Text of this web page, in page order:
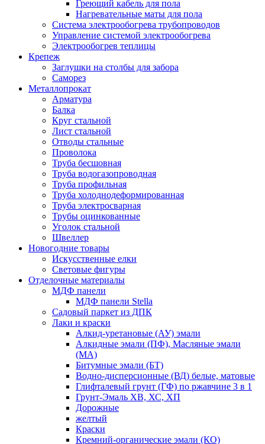
Греющий кабель для пола
Нагревательные маты для пола
Система электрообогрева трубопроводов
Управление системой электрообогрева
Электрообогрев теплицы
Крепеж
Заглушки на столбы для забора
Саморез
Металлопрокат
Арматура
Балка
Круг стальной
Лист стальной
Отводы стальные
Проволока
Труба бесшовная
Труба водогазопроводная
Труба профильная
Труба холоднодеформированная
Труба электросварная
Трубы оцинкованные
Уголок стальной
Швеллер
Новогодние товары
Искусственные елки
Световые фигуры
Отделочные материалы
МДФ панели
МДФ панели Stella
Садовый паркет из ДПК
Лаки и краски
Алкид-уретановые (АУ) эмали
Алкидные эмали (ПФ), Масляные эмали
(МА)
Битумные эмали (БТ)
Водно-дисперсионные (ВД) белые, матовые
Глифталевый грунт (ГФ) по ржавчине 3 в 1
Грунт-Эмаль ХВ, ХС, ХП
Дорожные
желтый
Краски
Кремний-органические эмали (КО)